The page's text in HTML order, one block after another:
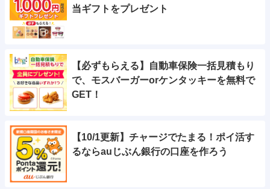
当ギフトをプレゼント
【必ずもらえる】自動車保険一括見積もり
で、モスバーガーorケンタッキーを無料で
GET！
【10/1更新】チャージでたまる！ポイ活す
るならauじぶん銀行の口座を作ろう